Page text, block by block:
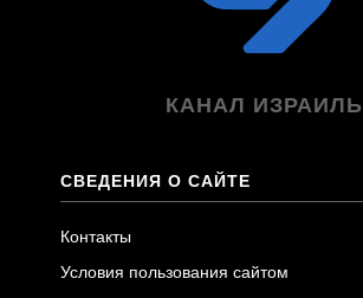
КАНАЛ ИЗРАИЛЬ
СВЕДЕНИЯ О САЙТЕ
Контакты
Условия пользования сайтом